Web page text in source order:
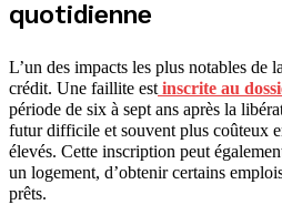
quotidienne
L’un des impacts les plus notables de
crédit. Une faillite estinscrite au
période de six à sept ans après la
futur difficile et souvent plus coûteux
élevés. Cette inscription peut
un logement, d’obtenir certains
prêts.